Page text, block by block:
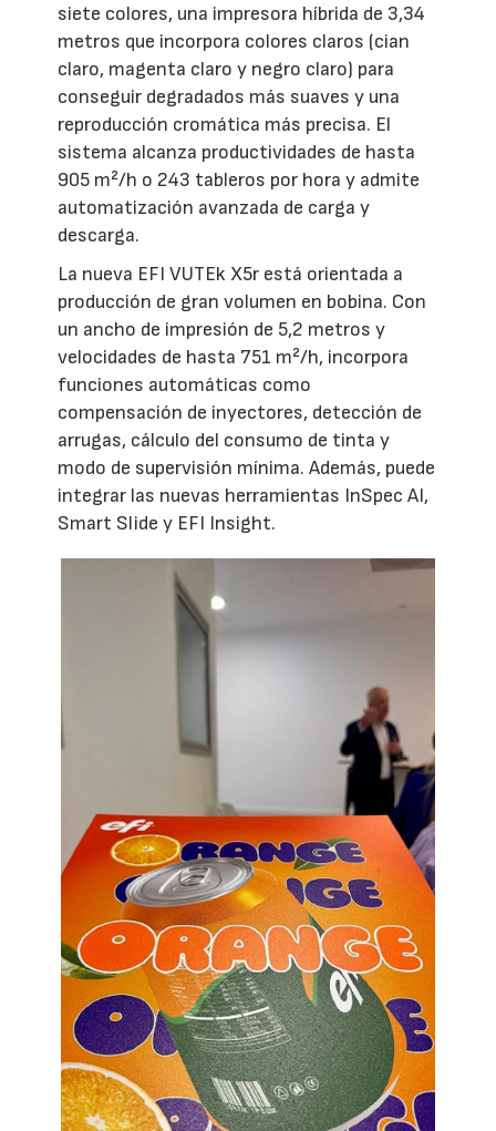
siete colores, una impresora híbrida de 3,34
metros que incorpora colores claros (cian
claro, magenta claro y negro claro) para
conseguir degradados más suaves y una
reproducción cromática más precisa. El
sistema alcanza productividades de hasta
905 m²/h o 243 tableros por hora y admite
automatización avanzada de carga y
descarga.
La nueva EFI VUTEk X5r está orientada a
producción de gran volumen en bobina. Con
un ancho de impresión de 5,2 metros y
velocidades de hasta 751 m²/h, incorpora
funciones automáticas como
compensación de inyectores, detección de
arrugas, cálculo del consumo de tinta y
modo de supervisión mínima. Además, puede
integrar las nuevas herramientas InSpec AI,
Smart Slide y EFI Insight.